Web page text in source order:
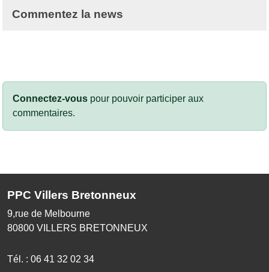
Commentez la news
Connectez-vous pour pouvoir participer aux
commentaires.
PPC Villers Bretonneux
9,rue de Melbourne
80800 VILLERS BRETONNEUX
Tél. : 06 41 32 02 34